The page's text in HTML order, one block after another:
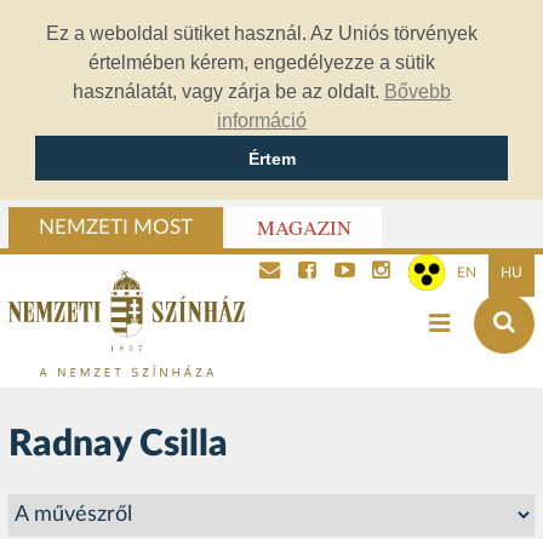
Ez a weboldal sütiket használ. Az Uniós törvények
értelmében kérem, engedélyezze a sütik
használatát, vagy zárja be az oldalt. Bővebb
információ
Értem
NEMZETI MOST MAGAZIN
EN HU
Radnay Csilla